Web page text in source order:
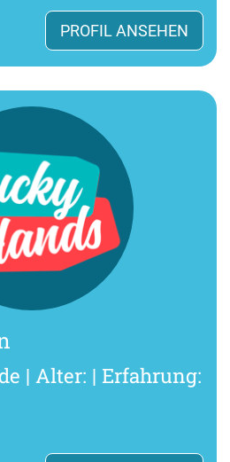
PROFIL ANSEHEN
| Alter: | Erfahrung: